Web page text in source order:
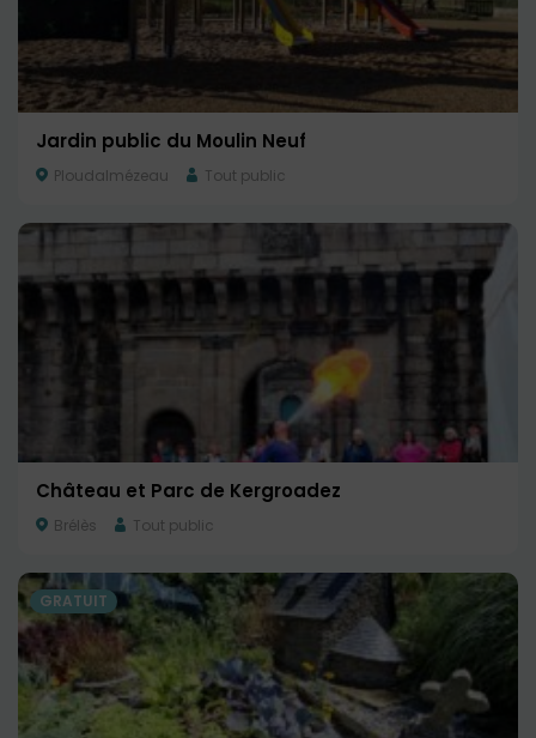
Jardin public du Moulin Neuf
Ploudalmézeau Tout public
Château et Parc de Kergroadez
Brélès Tout public
GRATUIT